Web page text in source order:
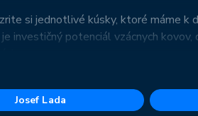
si jednotlivé kúsky, ktoré máme k
investičný potenciál vzácnych
Josef Lada